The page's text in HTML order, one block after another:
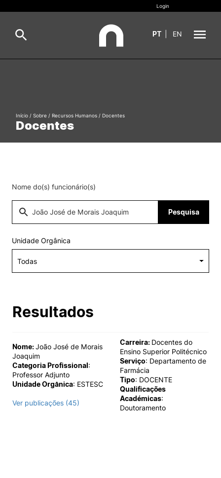
Internacional
II&D e Empresas
Ação Social
Alumni
Projetos PRR
Sugestões,
©2026 Instituto Politécnico de
Login
PT EN
Oferta Formativa
Docentes
Início / Sobre / Recursos Humanos / Docentes
Nome do(s) funcionário(s)
Pesquisa
Unidade Orgânica
Resultados
Nome:João José de Morais
Joaquim
Categoria Profissional:
Professor Adjunto
Unidade Orgânica: ESTESC
Ver publicações (45)
Carreira: Docentes do
Ensino Superior Politécnico
Serviço: Departamento de
Farmácia
Tipo: DOCENTE
Qualificações
Académicas:
Doutoramento